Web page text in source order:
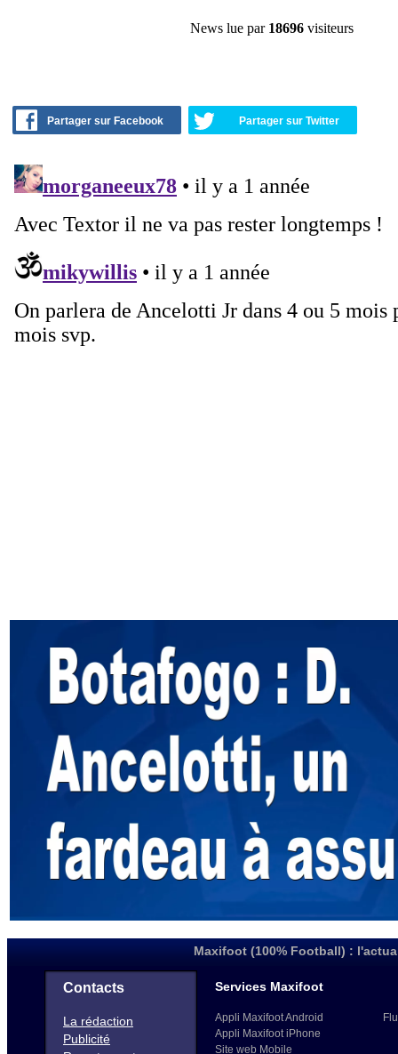
News lue par 18696 visiteurs
Partager sur Facebook Partager sur Twitter
Maxifoot (100% Football) :
Contacts
La rédaction
Publicité
Services Maxifoot
Appli Maxifoot Android
Appli Maxifoot iPhone
Site web Mobile